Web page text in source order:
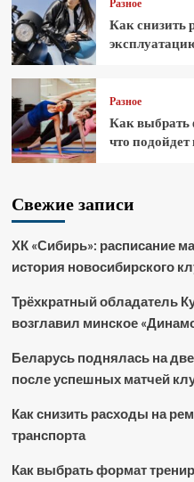
Разное
Как снизить
Разное
Как выбрать
что
Свежие записи
ХК «Сибирь»: расписание
история новосибирского
Трёхкратный обладатель
возглавил минское
Беларусь поднялась на
после успешных матчей
Как снизить расходы на
транспорта
Как выбрать формат